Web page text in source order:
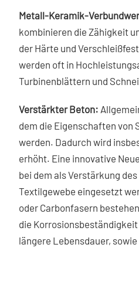
Metall-Keramik-
kombinieren die Zähigkeit
der Härte und
werden oft in
Turbinenblättern und
Verstärkter Beton:
dem die Eigenschaften
werden. Dadurch wird
erhöht. Eine innovative
bei dem als Verstärkung
Textilgewebe eingesetzt
oder Carbonfasern
die
längere Lebensdauer,